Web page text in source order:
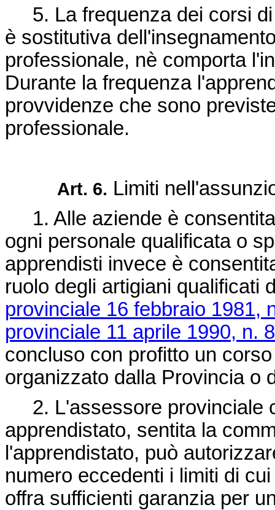
5. La frequenza dei corsi di
è sostitutiva
professionale, nè comporta
Durante la frequenza
provvidenze che sono
professionale.
Art. 6. Limiti
1. Alle aziende è
ogni personale qualificata o
apprendisti invece è
ruolo degli artigiani qualificati
provinciale 16 febbraio 1981,
provinciale 11 aprile 1990, n. 8
concluso con profitto un
organizzato dalla Provincia o
2. L'assessore provinciale
apprendistato, sentita la
l'apprendistato, può
numero eccedenti i limiti di
offra sufficienti garanzia per